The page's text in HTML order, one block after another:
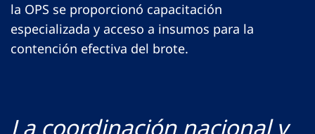
la OPS se proporcionó capacitación
especializada y acceso a insumos para la
contención efectiva del brote.
La coordinación nacional y